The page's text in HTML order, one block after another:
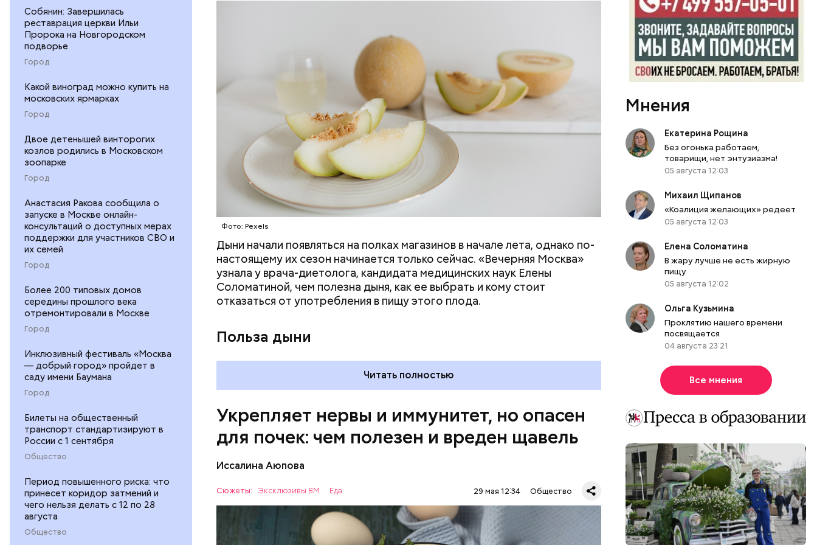
Собянин: Завершилась
реставрация церкви Ильи
Пророка на Новгородском
подворье
Город
Какой виноград можно купить на
московских ярмарках
Город
Двое детенышей винторогих
козлов родились в Московском
зоопарке
Город
Анастасия Ракова сообщила о
запуске в Москве онлайн-
консультаций о доступных мерах
поддержки для участников СВО и
их семей
Город
Более 200 типовых домов
середины прошлого века
отремонтировали в Москве
Город
Инклюзивный фестиваль «Москва
— добрый город» пройдет в
саду имени Баумана
Город
Билеты на общественный
транспорт стандартизируют в
России с 1 сентября
Общество
Период повышенного риска: что
принесет коридор затмений и
чего нельзя делать с 12 по 28
августа
Общество
Фото: Pexels
Дыни начали появляться на полках магазинов в начале лета, однако по-
настоящему их сезон начинается только сейчас. «Вечерняя Москва»
узнала у врача-диетолога, кандидата медицинских наук Елены
Соломатиной, чем полезна дыня, как ее выбрать и кому стоит
отказаться от употребления в пищу этого плода.
Польза дыни
Читать полностью
Укрепляет нервы и иммунитет, но опасен
для почек: чем полезен и вреден щавель
Иссалина Аюпова
Сюжеты: Эксклюзивы ВМ Еда 29 мая 12:34 Общество
— Если человек уже болеет мочекаменной болезнью, щавель ему не
рекомендуется. При артрите, гастрите, холецистите, синдроме
раздраженного кишечника, язвах и панкреатите продукт тоже лучше
исключить из рациона, — предупредила врач. — Он может привести к
повышению кислотности желудка и раздражать слизистые оболочки.
Мнения
Екатерина Рощина
Без огонька работаем,
товарищи, нет энтузиазма!
05 августа 12:03
Михаил Щипанов
«Коалиция желающих» редеет
05 августа 12:03
Елена Соломатина
В жару лучше не есть жирную
пищу
05 августа 12:02
Ольга Кузьмина
Проклятию нашего времени
посвящается
04 августа 23:21
Все мнения